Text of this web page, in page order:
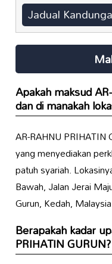
Jadual
Apakah maksud
dan di manakah
AR-RAHNU PRIHATIN
yang menyediakan
patuh syariah.
Bawah, Jalan Jerai
Gurun, Kedah,
Berapakah kadar
PRIHATIN GURUN?